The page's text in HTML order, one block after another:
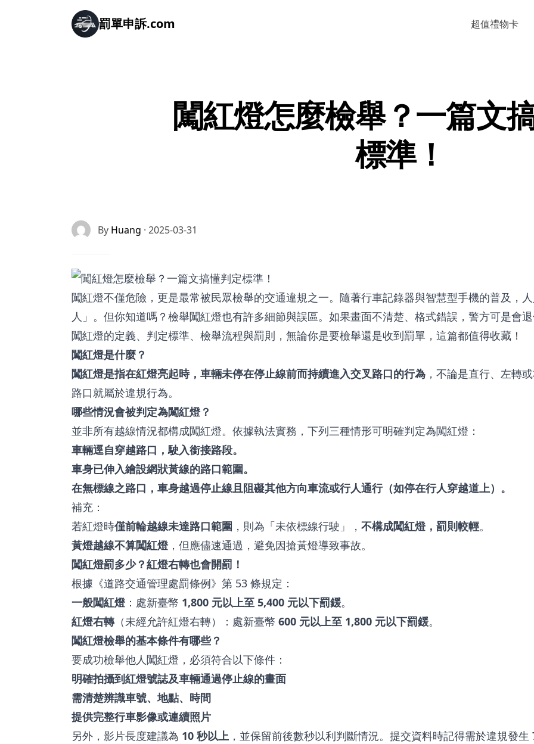
罰單申訴.com 超值禮物卡
闖紅燈怎麼檢舉？一篇文
標準！
By Huang · 2025-03-31
闖紅燈不僅危險，更是最常被民眾檢舉的交通違規之一。隨著行車記錄器與智慧型手機的普及，
人」。但你知道嗎？檢舉闖紅燈也有許多細節與誤區。如果畫面不清楚、格式錯誤，警方可是會
闖紅燈的定義、判定標準、檢舉流程與罰則，無論你是要檢舉還是收到罰單，這篇都值得收藏！
闖紅燈是什麼？
闖紅燈是指在紅燈亮起時，車輛未停在停止線前而持續進入交叉路口的行為 ，不論是直行、左轉
路口就屬於違規行為。
哪些情況會被判定為闖紅燈？
並非所有越線情況都構成闖紅燈。依據執法實務，下列三種情形可明確判定為闖紅燈：
車輛逕自穿越路口，駛入銜接路段。
車身已伸入繪設網狀黃線的路口範圍。
在無標線之路口，車身越過停止線且阻礙其他方向車流或行人通行（如停在行人穿越道上）。
補充：
若紅燈時僅前輪越線未達路口範圍 ，則為「未依標線行駛」， 不構成闖紅燈，罰則較輕。
黃燈越線不算闖紅燈，但應儘速通過，避免因搶黃燈導致事故。
闖紅燈罰多少？紅燈右轉也會開罰！
根據《道路交通管理處罰條例》第 53 條規定：
一般闖紅燈：處新臺幣 1,800 元以上至 5,400 元以下罰鍰。
紅燈右轉（未經允許紅燈右轉）：處新臺幣 600 元以上至 1,800 元以下罰鍰。
闖紅燈檢舉的基本條件有哪些？
要成功檢舉他人闖紅燈，必須符合以下條件：
明確拍攝到紅燈號誌及車輛通過停止線的畫面
需清楚辨識車號、地點、時間
提供完整行車影像或連續照片
另外，影片長度建議為 10 秒以上 ，並保留前後數秒以利判斷情況。提交資料時記得需於違規發生